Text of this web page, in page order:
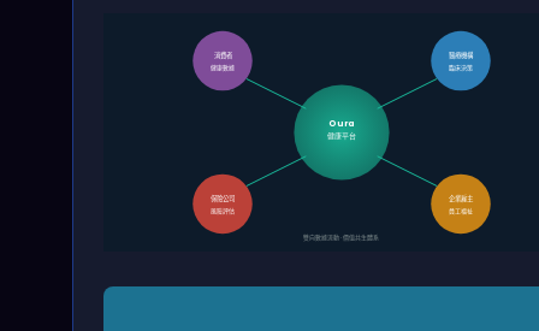
Oura
健康平台
消費者
健康數據
醫療機構
臨床決策
保險公司
風險評估
企業雇主
員工福祉
雙向數據流動 · 價值共生體系